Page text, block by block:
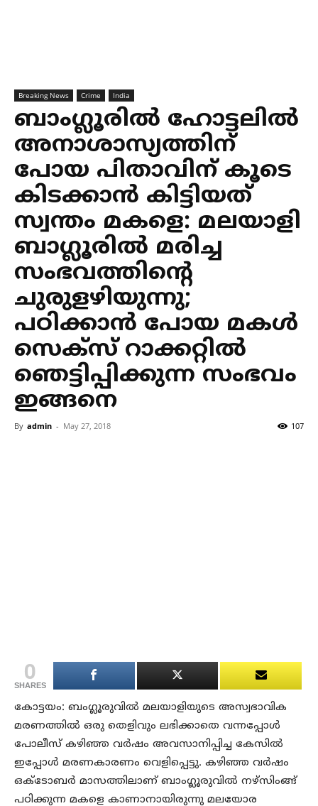
Breaking News Crime India
ബാംഗ്ലൂരില്‍ ഹോട്ടലില്‍
അനാശാസ്യത്തിന്
പോയ പിതാവിന് കൂടെ
കിടക്കാന്‍ കിട്ടിയത്
സ്വന്തം മകളെ: മലയാളി
ബാഗ്ലൂരില്‍ മരിച്ച
സംഭവത്തിന്റെ
ചുരുളഴിയുന്നു;
പഠിക്കാന്‍ പോയ മകള്‍
സെക്‌സ് റാക്കറ്റില്‍
ഞെട്ടിപ്പിക്കുന്ന സംഭവം
ഇങ്ങനെ
By admin - May 27, 2018 107
0
SHARES
കോട്ടയം: ബംഗ്ലൂരുവില്‍ മലയാളിയുടെ അസ്വഭാവിക
മരണത്തില്‍ ഒരു തെളിവും ലഭിക്കാതെ വന്നപ്പോള്‍
പോലീസ് കഴിഞ്ഞ വര്‍ഷം അവസാനിപ്പിച്ച കേസില്‍
ഇപ്പോള്‍ മരണകാരണം വെളിപ്പെട്ടു. കഴിഞ്ഞ വര്‍ഷം
ഒക്ടോബര്‍ മാസത്തിലാണ് ബാംഗ്ലൂരുവില്‍ നഴ്‌സിംങ്ങ്
പഠിക്കുന്ന മകളെ കാണാനായിരുന്നു മലയോര